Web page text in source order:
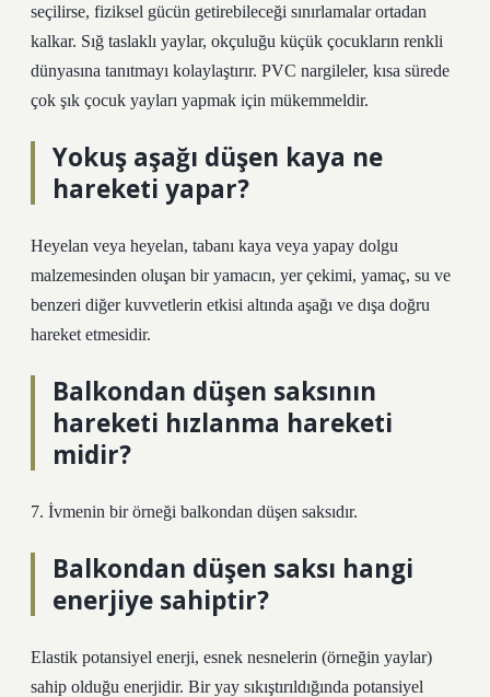
seçilirse, fiziksel gücün getirebileceği sınırlamalar ortadan
kalkar. Sığ taslaklı yaylar, okçuluğu küçük çocukların renkli
dünyasına tanıtmayı kolaylaştırır. PVC nargileler, kısa sürede
çok şık çocuk yayları yapmak için mükemmeldir.
Yokuş aşağı düşen kaya ne
hareketi yapar?
Heyelan veya heyelan, tabanı kaya veya yapay dolgu
malzemesinden oluşan bir yamacın, yer çekimi, yamaç, su ve
benzeri diğer kuvvetlerin etkisi altında aşağı ve dışa doğru
hareket etmesidir.
Balkondan düşen saksının
hareketi hızlanma hareketi
midir?
7. İvmenin bir örneği balkondan düşen saksıdır.
Balkondan düşen saksı hangi
enerjiye sahiptir?
Elastik potansiyel enerji, esnek nesnelerin (örneğin yaylar)
sahip olduğu enerjidir. Bir yay sıkıştırıldığında potansiyel